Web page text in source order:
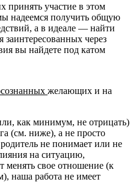
участие в этом
надеемся получить общую
а в идеале — найти
через
вы найдете под катом
желающих и на
как минимум, не отрицать)
(см. ниже), а не просто
не понимает или не
на ситуацию,
менять свое отношение (к
наша работа не имеет